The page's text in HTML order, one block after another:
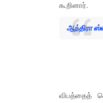
கூறினார்.
ஆந்திரா
விபத்தைத்